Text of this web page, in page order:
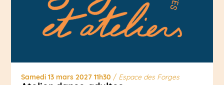
Samedi 13 mars 2027 11h30 / Espace des Forges